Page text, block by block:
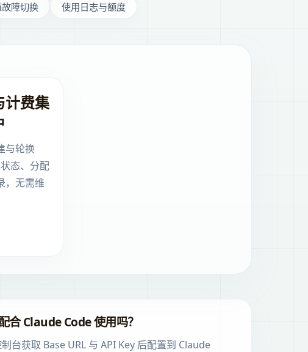
障切换 使用日志与额度
计费集
与轮换
态、分配
，无需维
合 Claude Code 使用吗？
台获取 Base URL 与 API Key 后配置到 Claude